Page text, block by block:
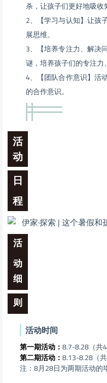
杀，让孩子们更好地吸收
2、【学习与认知】让孩
展思维。
3、【培养专注力、解决
谜，培养孩子们的专注力
4、【团队合作意识】活
的合作意识。
活
动
日
程
活
动
细
则
活动时间
第一期活动： 8.7-8.28（共4
第二期活动： 8.13-8.28（共
注：8月28日为两期活动的